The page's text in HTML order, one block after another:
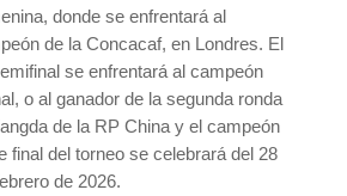
donde se enfrentará al
de la Concacaf, en Londres. El
se enfrentará al campeón
o al ganador de la segunda ronda
de la RP China y el campeón
final del torneo se celebrará del 28
de 2026.